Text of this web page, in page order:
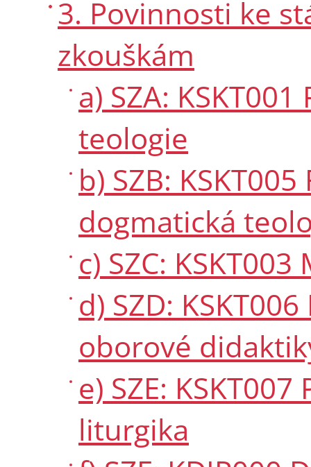
3. Povinnosti ke
zkouškám
a) SZA:
teologie
b) SZB:
dogmatická
c) SZC:
d) SZD:
oborové
e) SZE:
liturgika